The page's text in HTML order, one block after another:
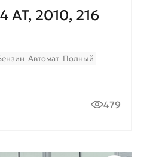
AT, 2010, 216
Автомат Полный
479